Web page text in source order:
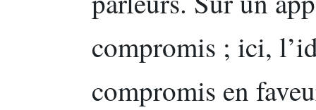
compromis ; ici,
compromis en